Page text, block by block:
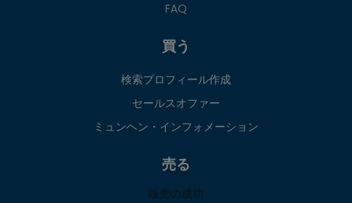
FAQ
買う
検索プロフィール作成
セールスオファー
ミュンヘン・インフォメーション
売る
販売の成功